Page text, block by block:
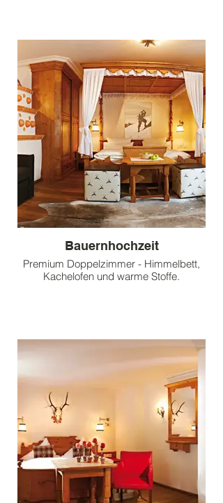
Bauernhochzeit
Premium Doppelzimmer - Himmelbett,
Kachelofen und warme Stoffe.